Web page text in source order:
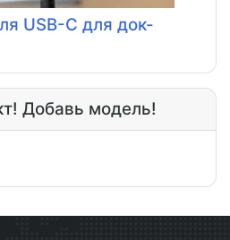
USB-C для док-
Добавь модель!